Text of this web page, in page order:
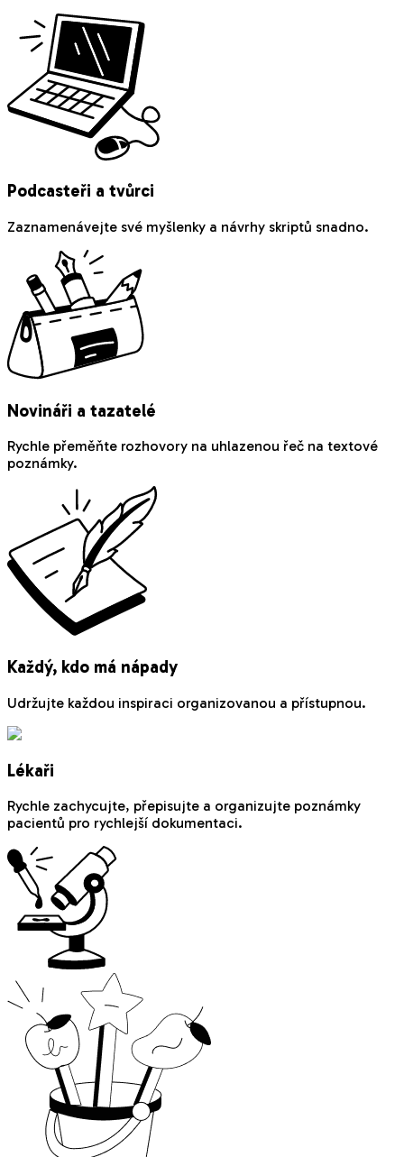
Podcasteři a tvůrci
Zaznamenávejte své myšlenky a návrhy skriptů snadno.
Novináři a tazatelé
Rychle přeměňte rozhovory na uhlazenou řeč na textové
poznámky.
Každý, kdo má nápady
Udržujte každou inspiraci organizovanou a přístupnou.
Lékaři
Rychle zachycujte, přepisujte a organizujte poznámky
pacientů pro rychlejší dokumentaci.